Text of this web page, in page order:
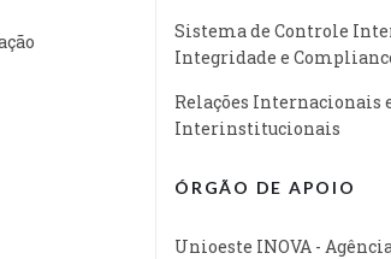
Sistema de Controle
Integridade e
Relações Internacionais
Interinstitucionais
ÓRGÃO DE APOIO
Unioeste INOVA -